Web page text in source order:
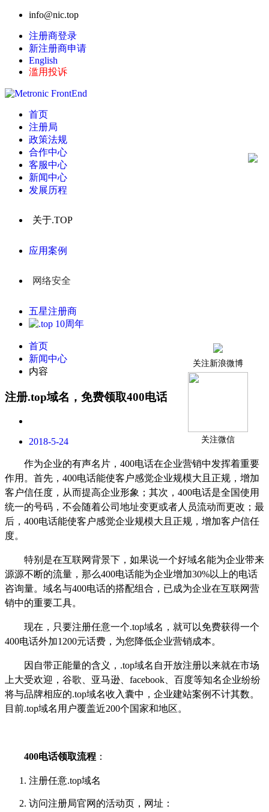
info@nic.top
注册商登录
新注册商申请
English
滥用投诉
首页
注册局
政策法规
合作中心
客服中心
新闻中心
发展历程
关于.TOP
应用案例
网络安全
五星注册商
关注新浪微博
关注微信
首页
新闻中心
内容
注册.top域名，免费领取400电话+1200元话费
2018-5-24
作为企业的有声名片， 400电话在企业营销中发挥着重要
作用。首先，400电话能使客户感觉企业规模大且正规，增加
客户信任度，从而提高企业形象；其次，400电话是全国使用
统一的号码，不会随着公司地址变更或者人员流动而更改；最
后，400电话能使客户感觉企业规模大且正规，增加客户信任
度。
特别是在互联网背景下，如果说一个好域名能为企业带来
源源不断的流量，那么400电话能为企业增加30%以上的电话
咨询量。域名与400电话的搭配组合，已成为企业在互联网营
销中的重要工具。
现在，只要注册任意一个.top域名，就可以免费获得一个
400电话外加1200元话费 ，为您降低企业营销成本。
因自带正能量的含义，.top域名自开放注册以来就在市场
上大受欢迎，谷歌、亚马逊、facebook、百度等知名企业纷纷
将与品牌相应的.top域名收入囊中，企业建站案例不计其数。
目前.top域名用户覆盖近200个国家和地区。
400电话领取流程 ：
注册任意.top域名
访问注册局官网的活动页，网址：